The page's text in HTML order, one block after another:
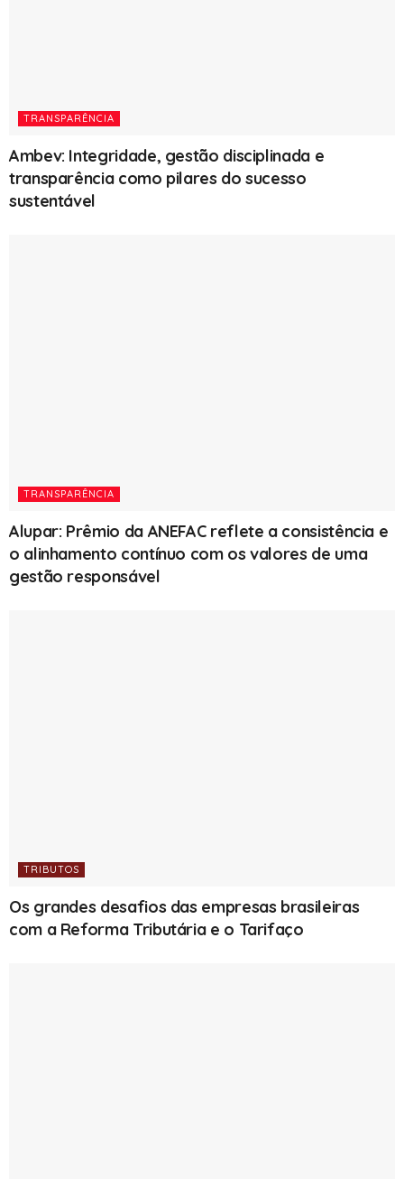
TRANSPARÊNCIA
Ambev: Integridade, gestão disciplinada e
transparência como pilares do sucesso
sustentável
TRANSPARÊNCIA
Alupar: Prêmio da ANEFAC reflete a consistência e
o alinhamento contínuo com os valores de uma
gestão responsável
TRIBUTOS
Os grandes desafios das empresas brasileiras
com a Reforma Tributária e o Tarifaço